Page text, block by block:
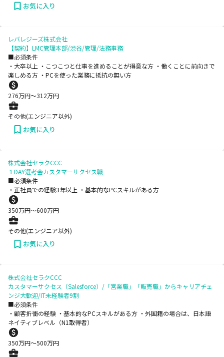
お気に入り
レバレジーズ株式会社
【契約】LMC管理本部/渋谷/管理/法務事務
■必須条件
・大卒以上 ・こつこつと仕事を進めることが得意な方 ・働くことに前向きで
楽しめる方 ・PCを使った業務に抵抗の無い方
276万円〜312万円
その他(エンジニア以外)
お気に入り
株式会社セラクCCC
１DAY選考会カスタマーサクセス職
■必須条件
・正社員での経験3年以上 ・基本的なPCスキルがある方
350万円〜600万円
その他(エンジニア以外)
お気に入り
株式会社セラクCCC
カスタマーサクセス（Salesforce）/「営業職」「販売職」からキャリアチェ
ンジ大歓迎/IT未経験者9割
■必須条件
・顧客折衝の経験 ・基本的なPCスキルがある方 ・外国籍の場合は、日本語
ネイティブレベル（N1取得者）
350万円〜500万円